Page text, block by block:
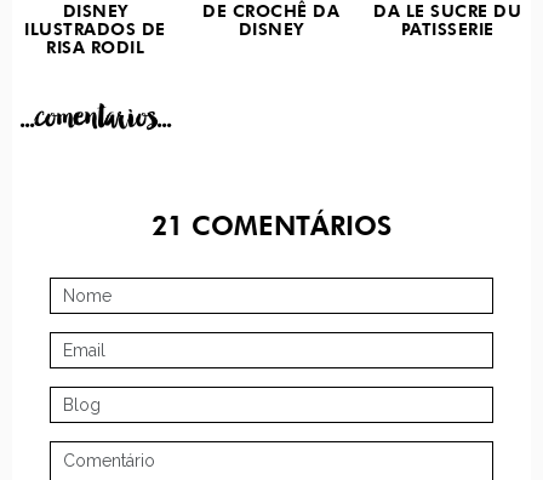
DISNEY
ILUSTRADOS DE
RISA RODIL
DE CROCHÊ DA
DISNEY
DA LE SUCRE DU
PATISSERIE
...comentarios...
21 COMENTÁRIOS